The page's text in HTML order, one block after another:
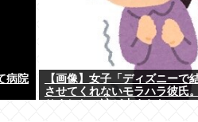
病院
【画像】女子「ディズニーで
させてくれないモラハラ彼氏